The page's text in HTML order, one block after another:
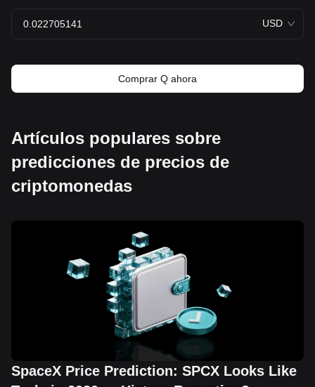
USD
Comprar Q ahora
Artículos populares sobre
predicciones de precios de
criptomonedas
SpaceX Price Prediction: SPCX Looks Like